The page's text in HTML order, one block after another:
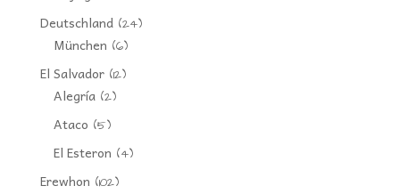
Deutschland(24)
München (6)
El Salvador(12)
Alegría(2)
Ataco (5)
El Esteron (4)
Erewhon (102)